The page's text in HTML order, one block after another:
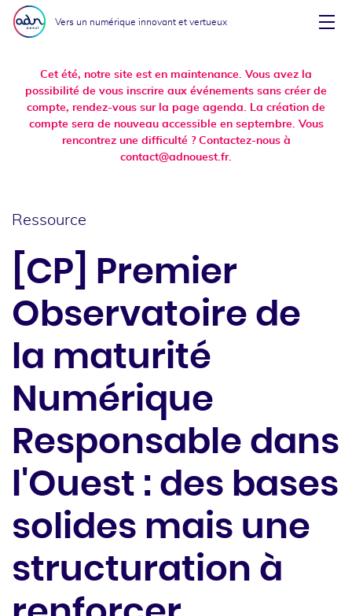
Aller au menu
Aller au contenu
Vers un numérique innovant et vertueux
Cet été, notre site est en maintenance. Vous avez la
possibilité de vous inscrire aux événements sans créer de
compte, rendez-vous sur la page agenda. La création de
compte sera de nouveau accessible en septembre. Vous
rencontrez une difficulté ? Contactez-nous à
contact@adnouest.fr.
Ressource
[CP] Premier
Observatoire de
la maturité
Numérique
Responsable dans
l'Ouest : des bases
solides mais une
structuration à